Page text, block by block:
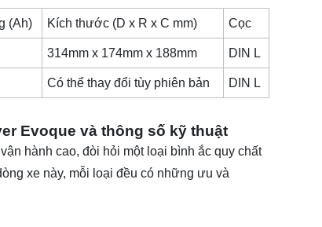
(Ah) Kích thước (D x R x C mm) Cọc
314mm x 174mm x 188mm DIN L
Có thể thay đổi tùy phiên bản DIN L
Evoque và thông số kỹ thuật
hành cao, đòi hỏi một loại bình ắc quy chất
xe này, mỗi loại đều có những ưu và